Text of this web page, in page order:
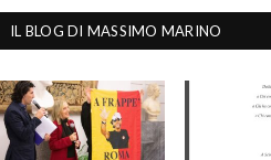
IL BLOG DI MASSIMO MARINO